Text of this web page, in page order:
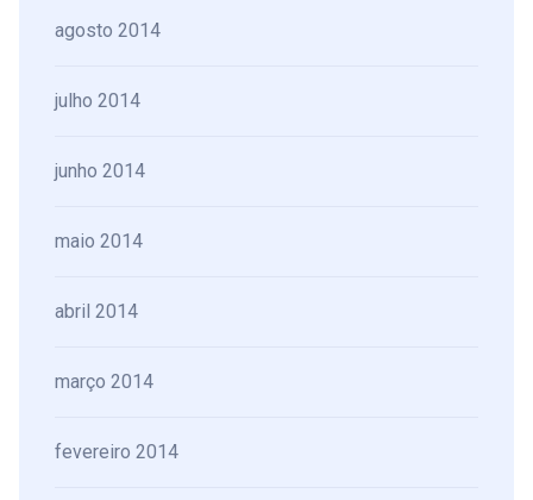
agosto 2014
julho 2014
junho 2014
maio 2014
abril 2014
março 2014
fevereiro 2014